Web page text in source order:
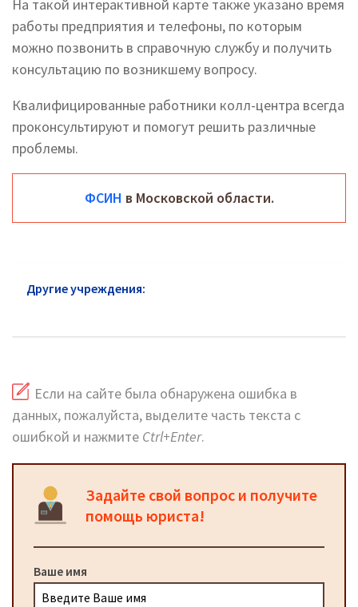
На такой интерактивной карте также указано время
работы предприятия и телефоны, по которым
можно позвонить в справочную службу и получить
консультацию по возникшему вопросу.
Квалифицированные работники колл-центра всегда
проконсультируют и помогут решить различные
проблемы.
ФСИН в Московской области.
Другие учреждения:
Если на сайте была обнаружена ошибка в
данных, пожалуйста, выделите часть текста с
ошибкой и нажмите Ctrl+Enter.
Задайте свой вопрос и получите
помощь юриста!
Ваше имя